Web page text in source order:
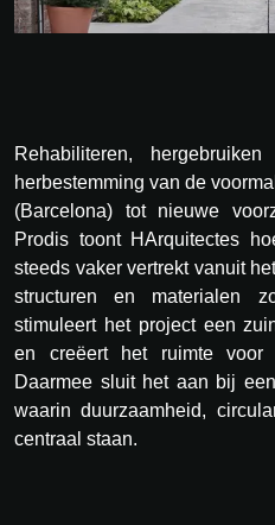
Rehabiliteren,
herbestemming van de
(Barcelona) tot nieuwe
Prodis toont HArquitectes
steeds vaker vertrekt vanuit
structuren en materialen
stimuleert het project een
en creëert het ruimte voor
Daarmee sluit het aan bij
waarin duurzaamheid,
centraal staan.